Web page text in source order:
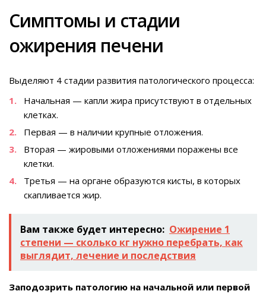
Симптомы и стадии
ожирения печени
Выделяют 4 стадии развития патологического процесса:
Начальная — капли жира присутствуют в отдельных
клетках.
Первая — в наличии крупные отложения.
Вторая — жировыми отложениями поражены все
клетки.
Третья — на органе образуются кисты, в которых
скапливается жир.
Вам также будет интересно: Ожирение 1
степени — сколько кг нужно перебрать, как
выглядит, лечение и последствия
Заподозрить патологию на начальной или первой